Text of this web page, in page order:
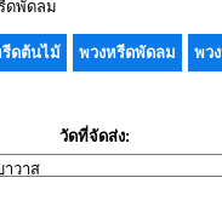
ดพัดลม
ดต้นไม้ พวงหรีดพัดลม พว
วัดที่จัดส่ง: